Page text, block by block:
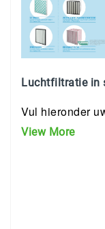
Luchtfiltratie in
Vul hieronder
View More